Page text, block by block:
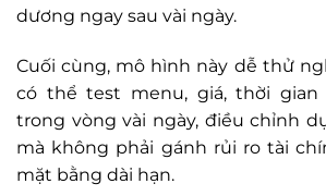
dương ngay sau vài ngày.
Cuối cùng, mô hình này dễ thử
có thể test menu, giá, thời gian
trong vòng vài ngày, điều chỉnh
mà không phải gánh rủi ro tài
mặt bằng dài hạn.